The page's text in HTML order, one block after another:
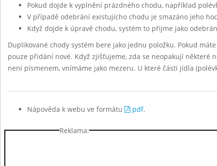
Pokud dojde k vyplnění prázdného chodu, například
V případě odebrání existujícho chodu je smazáno jeho
Když dojde k úpravě chodu, systém to přijme jako
Duplikované chody systém bere jako jednu položku. Pokud
pouze přidání nové. Když zjišťujeme, zda se neopakují některé
není písmenem, vnímáme jako mezeru. U které části jídla
Nápověda k webu ve formátu pdf.
Reklama: